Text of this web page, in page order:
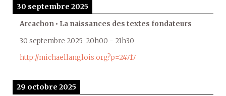
30 septembre 2025
Arcachon • La naissances des textes fondateurs
30 septembre 2025 20h00 - 21h30
http://michaellanglois.org?p=24717
29 octobre 2025